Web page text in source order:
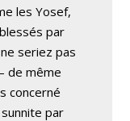
les Yosef,
par
seriez pas
de même
concerné
par